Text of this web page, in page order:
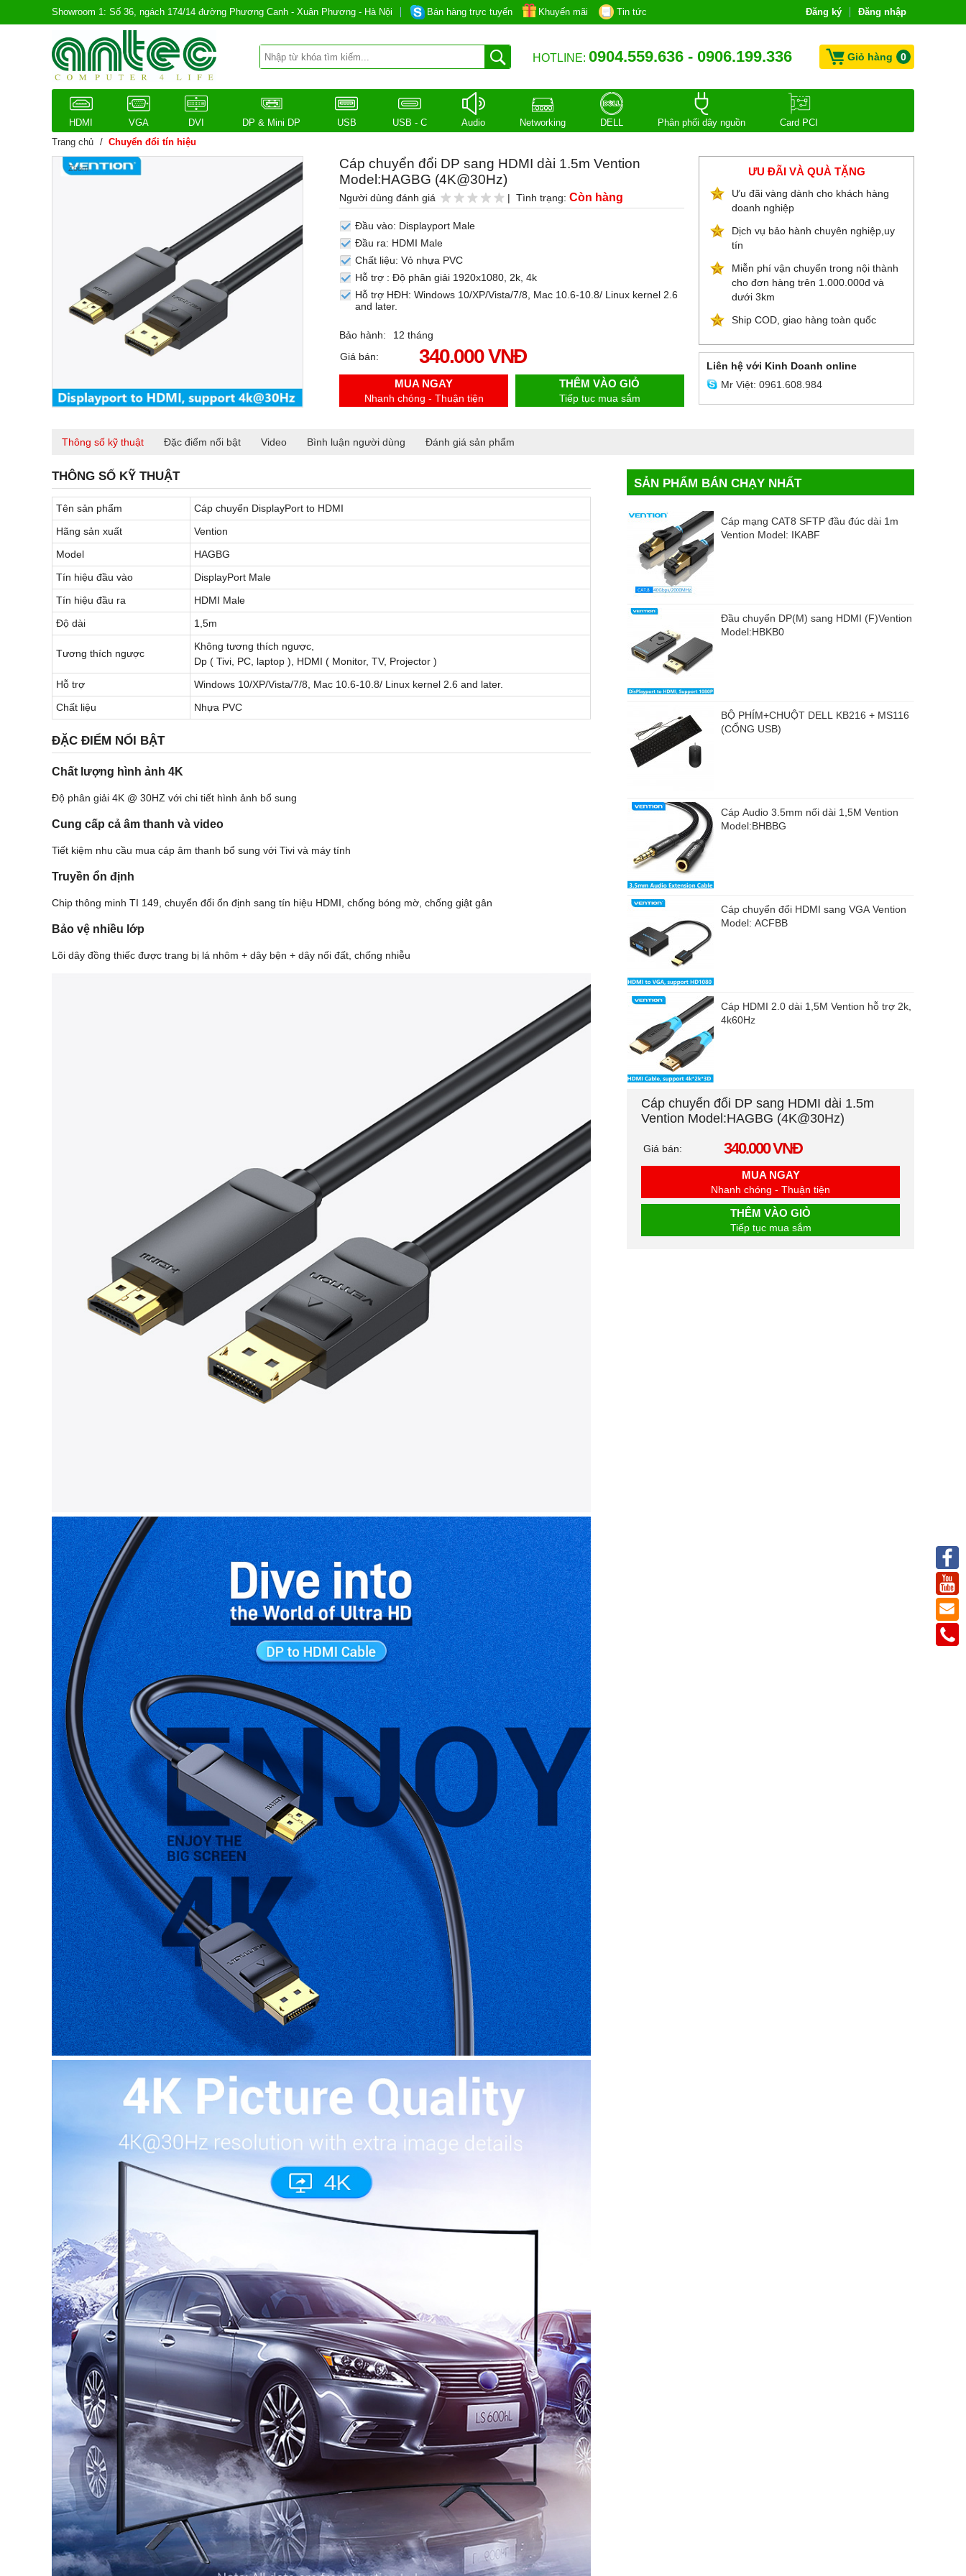
Showroom 1: Số 36, ngách 174/14 đường Phương Canh - Xuân Phương - Hà Nội Bán hàng trực tuyến Khuyến mãi Tin tức Đăng ký Đăng nhập
HOTLINE: 0904.559.636 - 0906.199.336 Giỏ hàng 0
HDMI VGA DVI DP & Mini DP USB USB - C Audio Networking DELL Phân phối dây nguồn
Card PCI
Trang chủ / Chuyển đổi tín hiệu
Zoom
Cáp chuyển đổi DP sang HDMI dài 1.5m Vention
Model:HAGBG (4K@30Hz)
Người dùng đánh giá | Tình trạng: Còn hàng
Đầu vào: Displayport Male
Đầu ra: HDMI Male
Chất liệu: Vỏ nhựa PVC
Hỗ trợ : Độ phân giải 1920x1080, 2k, 4k
Hỗ trợ HĐH: Windows 10/XP/Vista/7/8, Mac 10.6-10.8/ Linux kernel 2.6
and later.
Bảo hành:
12 tháng
Giá bán:
340.000 VNĐ
MUA NGAY
Nhanh chóng - Thuận tiện
THÊM VÀO GIỎ
Tiếp tục mua sắm
ƯU ĐÃI VÀ QUÀ TẶNG
Ưu đãi vàng dành cho khách hàng
doanh nghiệp
Dịch vụ bảo hành chuyên nghiệp,uy
tín
Miễn phí vận chuyển trong nội thành
cho đơn hàng trên 1.000.000đ và
dưới 3km
Ship COD, giao hàng toàn quốc
Liên hệ với Kinh Doanh online
Mr Việt: 0961.608.984
Thông số kỹ thuật Đặc điểm nổi bật Video Bình luận người dùng Đánh giá sản phẩm
THÔNG SỐ KỸ THUẬT
Tên sản phẩm
Cáp chuyển DisplayPort to HDMI
Hãng sản xuất
Vention
Model
HAGBG
Tín hiệu đầu vào
DisplayPort Male
Tín hiệu đầu ra
HDMI Male
Độ dài
1,5m
Tương thích ngược
Không tương thích ngược,
Dp ( Tivi, PC, laptop ), HDMI ( Monitor, TV, Projector )
Hỗ trợ
Windows 10/XP/Vista/7/8, Mac 10.6-10.8/ Linux kernel 2.6 and later.
Chất liệu
Nhựa PVC
ĐẶC ĐIỂM NỔI BẬT
Chất lượng hình ảnh 4K
Độ phân giải 4K @ 30HZ với chi tiết hình ảnh bổ sung
Cung cấp cả âm thanh và video
Tiết kiệm nhu cầu mua cáp âm thanh bổ sung với Tivi và máy tính
Truyền ổn định
Chip thông minh TI 149, chuyển đổi ổn định sang tín hiệu HDMI, chống bóng mờ, chống giật gân
Bảo vệ nhiều lớp
Lõi dây đồng thiếc được trang bị lá nhôm + dây bện + dây nối đất, chống nhiễu
SẢN PHẨM BÁN CHẠY NHẤT
Cáp mạng CAT8 SFTP đầu đúc dài 1m
Vention Model: IKABF
Đầu chuyển DP(M) sang HDMI (F)Vention
Model:HBKB0
BỘ PHÍM+CHUỘT DELL KB216 + MS116
(CỔNG USB)
Cáp Audio 3.5mm nối dài 1,5M Vention
Model:BHBBG
Cáp chuyển đổi HDMI sang VGA Vention
Model: ACFBB
Cáp HDMI 2.0 dài 1,5M Vention hỗ trợ 2k,
4k60Hz
Cáp chuyển đổi DP sang HDMI dài 1.5m
Vention Model:HAGBG (4K@30Hz)
Giá bán: 340.000 VNĐ
MUA NGAY
Nhanh chóng - Thuận tiện
THÊM VÀO GIỎ
Tiếp tục mua sắm